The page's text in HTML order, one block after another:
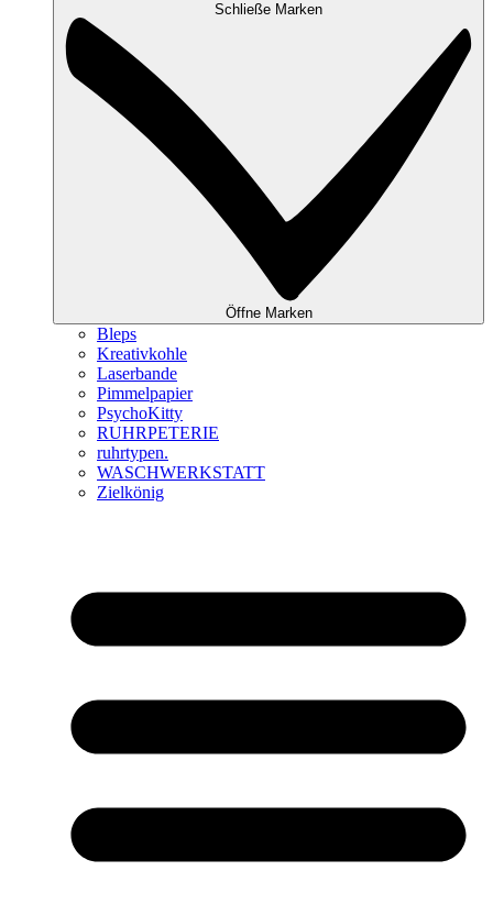
Schließe Marken
Öffne Marken
Bleps
Kreativkohle
Laserbande
Pimmelpapier
PsychoKitty
RUHRPETERIE
ruhrtypen.
WASCHWERKSTATT
Zielkönig